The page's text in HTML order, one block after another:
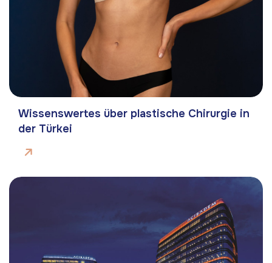
Wissenswertes über plastische Chirurgie in
der Türkei